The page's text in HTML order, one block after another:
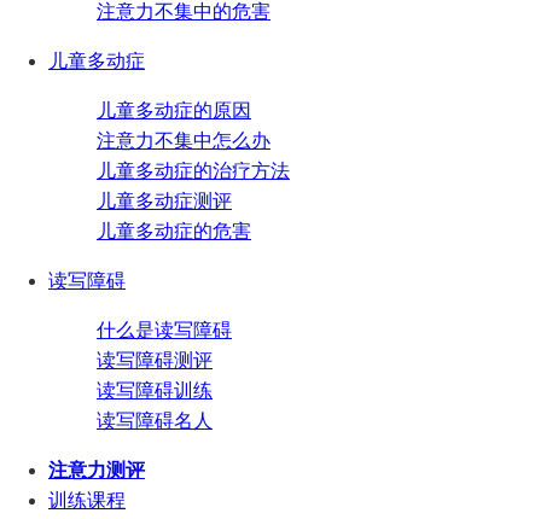
注意力不集中的危害
儿童多动症
儿童多动症的原因
注意力不集中怎么办
儿童多动症的治疗方法
儿童多动症测评
儿童多动症的危害
读写障碍
什么是读写障碍
读写障碍测评
读写障碍训练
读写障碍名人
注意力测评
训练课程